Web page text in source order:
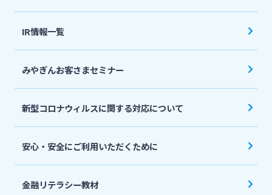
ニュースリリース一覧
採用情報
お問い合わせ先一覧
IR情報一覧
みやぎんお客さまセミナー
新型コロナウィルスに関する対応について
安心・安全にご利用いただくために
金融リテラシー教材